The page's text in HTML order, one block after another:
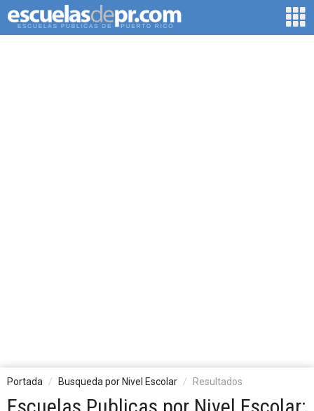
Portada Busqueda por Nivel Escolar Resultados